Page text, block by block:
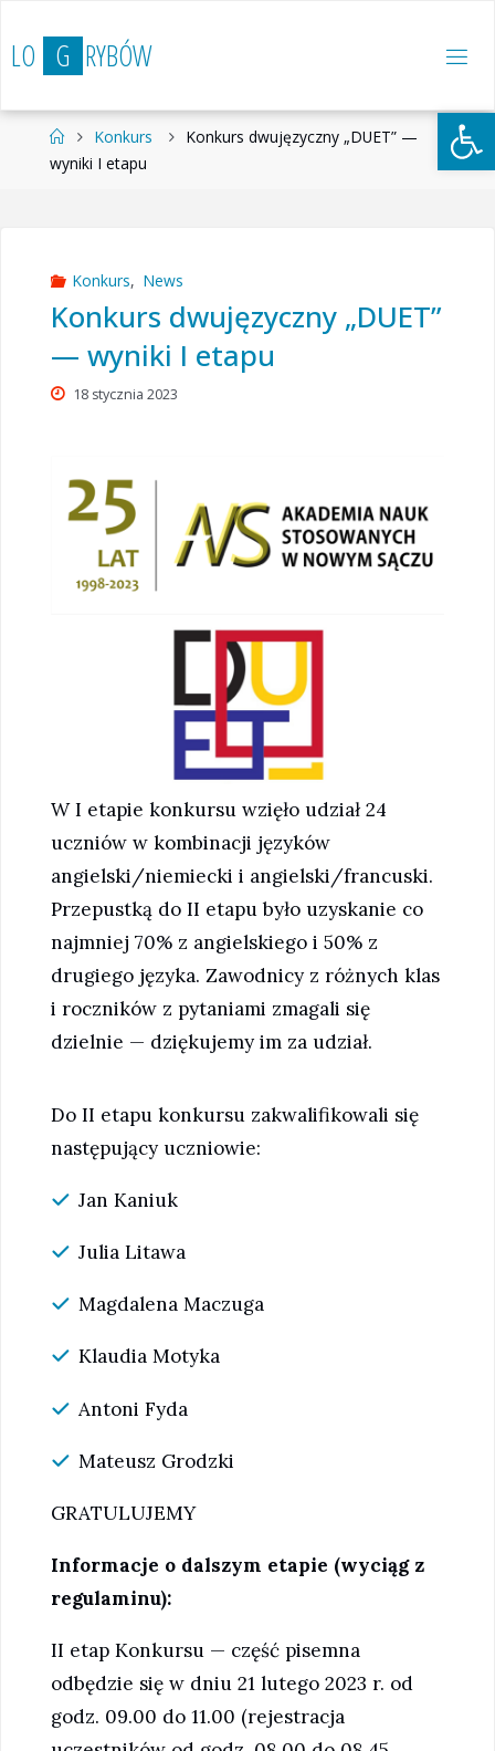
do
treści
LO G RYBÓW
Strona
główna
Konkurs
Konkurs dwujęzyczny „DUET” —
wyniki I etapu
Konkurs, News
Konkurs dwujęzyczny „DUET”
— wyniki I etapu
18 stycznia 2023
W I etapie konkursu wzięło udział 24
uczniów w kombinacji języków
angielski/niemiecki i angielski/francuski.
Przepustką do II etapu było uzyskanie co
najmniej 70% z angielskiego i 50% z
drugiego języka. Zawodnicy z różnych klas
i roczników z pytaniami zmagali się
dzielnie — dziękujemy im za udział.
Do II etapu konkursu zakwalifikowali się
następujący uczniowie:
Jan Kaniuk
Julia Litawa
Magdalena Maczuga
Klaudia Motyka
Antoni Fyda
Mateusz Grodzki
GRATULUJEMY
Informacje o dalszym etapie (wyciąg z
regulaminu):
II etap Konkursu — część pisemna
odbędzie się w dniu 21 lutego 2023 r. od
godz. 09.00 do 11.00 (rejestracja